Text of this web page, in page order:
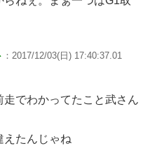
：2017/12/03(日) 17:40:37.01
でわかってたこと武さん
えたんじゃね